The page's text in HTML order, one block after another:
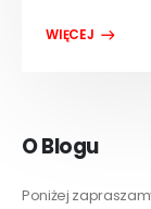
O Blogu
Poniżej